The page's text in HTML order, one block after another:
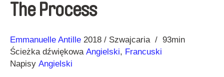
The Process
Reżyseria
Emmanuelle Antille
Rok 2018 Szwajcaria
93min
Ścieżka dźwiękowa Angielski, Francuski
Napisy Angielski